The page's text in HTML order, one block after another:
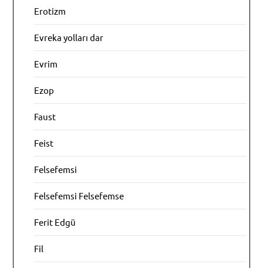
Erotizm
Evreka yolları dar
Evrim
Ezop
Faust
Feist
Felsefemsi
Felsefemsi Felsefemse
Ferit Edgü
Fil